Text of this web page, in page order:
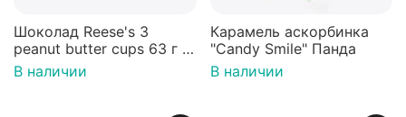
Шоколад Reese's 3
peanut butter cups 63 г с
арахисовой пастой
В наличии
Карамель аскорбинка
"Candy Smile" Панда
В наличии